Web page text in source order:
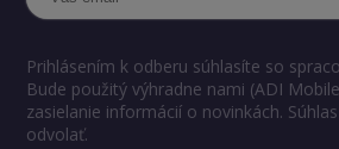
Prihlásením k odberu súhlasíte so
Bude použitý výhradne nami (ADI
zasielanie informácií o novinkách.
odvolať.